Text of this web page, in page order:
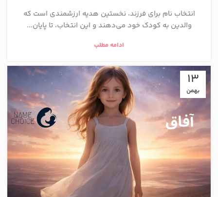
انتخاب نام برای فرزند، نخستین هدیه ارزشمندی است که
والدین به کودک خود می‌دهند و این انتخاب، تا پایان...
ادامه مطلب
13
بهمن